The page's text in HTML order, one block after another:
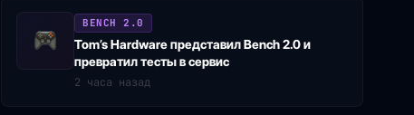
BENCH 2.0
Tom’s Hardware представил Bench 2.0 и
превратил тесты в сервис
2 часа назад